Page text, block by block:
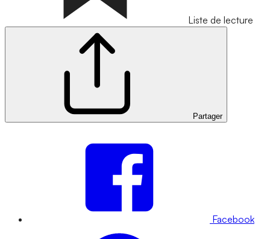
Liste de lecture
Partager
Facebook